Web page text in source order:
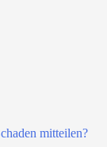
mitteilen?